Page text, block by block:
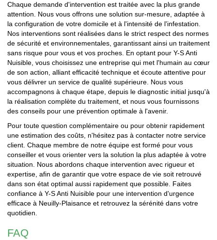
Chaque demande d'intervention est traitée avec la plus grande
attention. Nous vous offrons une solution sur-mesure, adaptée à
la configuration de votre domicile et à l'intensité de l'infestation.
Nos interventions sont réalisées dans le strict respect des normes
de sécurité et environnementales, garantissant ainsi un traitement
sans risque pour vous et vos proches. En optant pour Y-S Anti
Nuisible, vous choisissez une entreprise qui met l'humain au cœur
de son action, alliant efficacité technique et écoute attentive pour
vous délivrer un service de qualité supérieure. Nous vous
accompagnons à chaque étape, depuis le diagnostic initial jusqu'à
la réalisation complète du traitement, et nous vous fournissons
des conseils pour une prévention optimale à l'avenir.
Pour toute question complémentaire ou pour obtenir rapidement
une estimation des coûts, n'hésitez pas à contacter notre service
client. Chaque membre de notre équipe est formé pour vous
conseiller et vous orienter vers la solution la plus adaptée à votre
situation. Nous abordons chaque intervention avec rigueur et
expertise, afin de garantir que votre espace de vie soit retrouvé
dans son état optimal aussi rapidement que possible. Faites
confiance à Y-S Anti Nuisible pour une intervention d'urgence
efficace à Neuilly-Plaisance et retrouvez la sérénité dans votre
quotidien.
FAQ